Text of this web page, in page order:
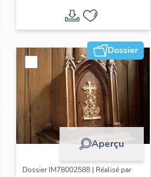
Dossier
Aperçu
Dossier IM78002588 | Réalisé par